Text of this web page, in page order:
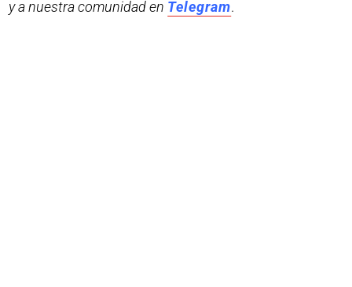
y a nuestra comunidad en Telegram.